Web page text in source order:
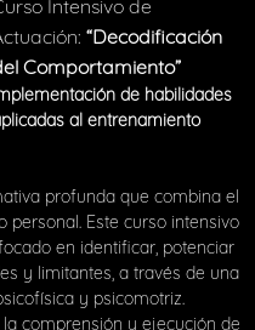
Intensivo de
“Decodificación
Comportamiento”
de habilidades
al entrenamiento
profunda que combina el
personal. Este curso intensivo
en identificar, potenciar
y limitantes, a través de una
y psicomotriz.
comprensión y ejecución de